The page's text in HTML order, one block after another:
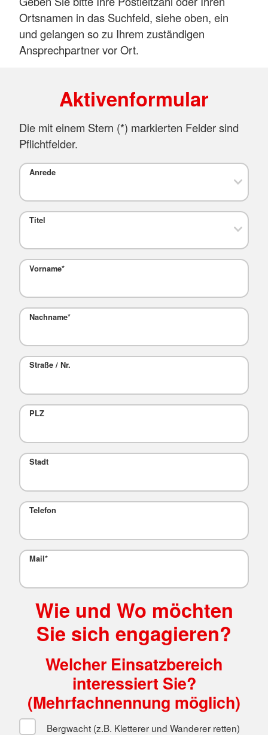
Ortsnamen in das Suchfeld, siehe oben, ein
und gelangen so zu Ihrem zuständigen
Ansprechpartner vor Ort.
Aktivenformular
Die mit einem Stern (*) markierten Felder sind
Pflichtfelder.
Anrede
Titel
Vorname*
Nachname*
Straße / Nr.
PLZ
Stadt
Telefon
Mail*
Wie und Wo möchten
Sie sich engagieren?
Welcher Einsatzbereich
interessiert Sie?
(Mehrfachnennung möglich)
Bergwacht (z.B. Kletterer und Wanderer retten)